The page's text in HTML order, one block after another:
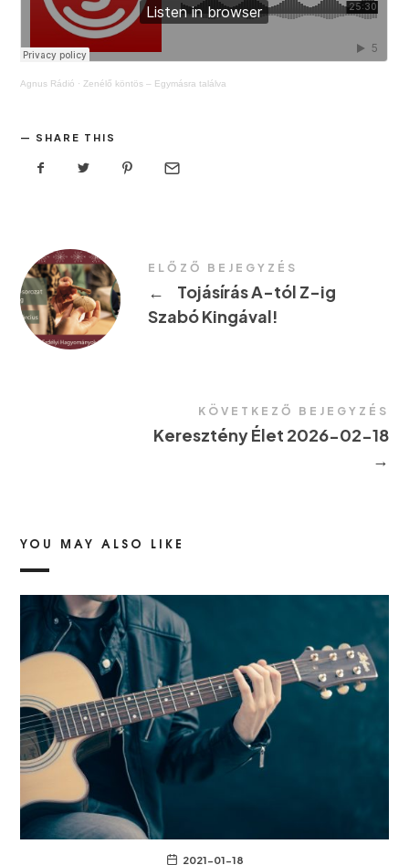
Agnus Rádió · Zenélő köntös – Egymásra találva
SHARE THIS
ELŐZŐ BEJEGYZÉS
←
Tojásírás A-tól Z-ig
Szabó Kingával!
KÖVETKEZŐ BEJEGYZÉS
Keresztény Élet 2026-02-18
→
YOU MAY ALSO LIKE
2021-01-18